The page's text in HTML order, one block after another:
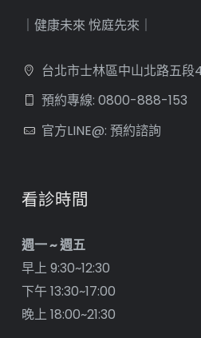
｜健康未來 悅庭先來｜
台北市士林區中山北路五段
預約專線: 0800-888-153
官方LINE@: 預約諮詢
看診時間
週一 ~ 週五
早上 9:30~12:30
下午 13:30~17:00
晚上 18:00~21:30